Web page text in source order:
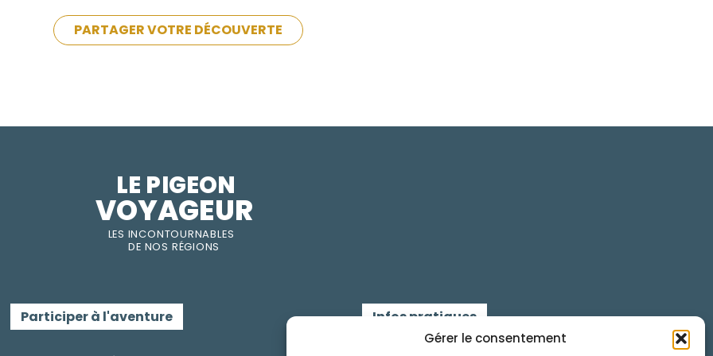
Gérer le consentement
PARTAGER VOTRE DÉCOUVERTE
LES INCONTOURNABLES
DE NOS RÉGIONS
LE PIGEON
VOYAGEUR
Participer à l'aventure Infos pratiques